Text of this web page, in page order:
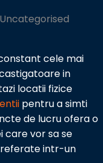
Uncategorised
cele mai
in
locatii fizice
pentru a simti
de lucru ofera o
vor sa se
intr-un